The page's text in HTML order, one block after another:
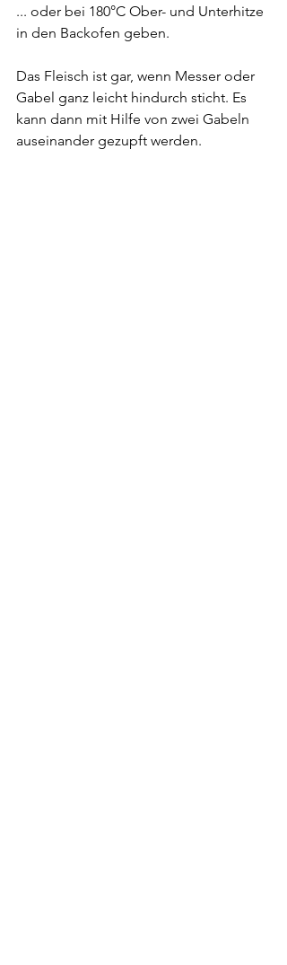
... oder bei 180°C Ober- und Unterhitze
in den Backofen geben.
Das Fleisch ist gar, wenn Messer oder
Gabel ganz leicht hindurch sticht. Es
kann dann mit Hilfe von zwei Gabeln
auseinander gezupft werden.